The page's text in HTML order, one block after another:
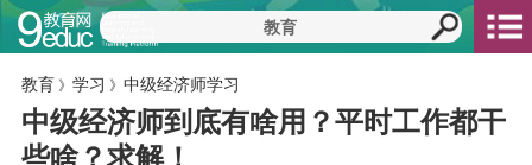
教育 》 学习 》 中级经济师学习
中级经济师到底有啥用？平时工作都干
些啥？求解！